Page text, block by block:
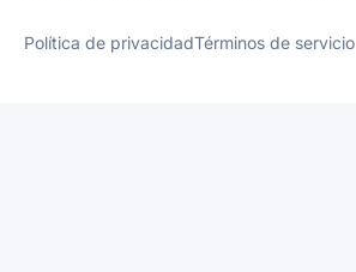
Política de privacidadTérminos de servicio